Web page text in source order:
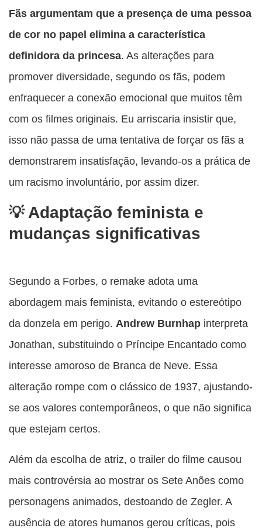
Fãs argumentam que a presença de uma pessoa
de cor no papel elimina a característica
definidora da princesa. As alterações para
promover diversidade, segundo os fãs, podem
enfraquecer a conexão emocional que muitos têm
com os filmes originais. Eu arriscaria insistir que,
isso não passa de uma tentativa de forçar os fãs a
demonstrarem insatisfação, levando-os a prática de
um racismo involuntário, por assim dizer.
Adaptação feminista e
mudanças significativas
Segundo a Forbes, o remake adota uma
abordagem mais feminista, evitando o estereótipo
da donzela em perigo. Andrew Burnhap interpreta
Jonathan, substituindo o Príncipe Encantado como
interesse amoroso de Branca de Neve. Essa
alteração rompe com o clássico de 1937, ajustando-
se aos valores contemporâneos, o que não significa
que estejam certos.
Além da escolha de atriz, o trailer do filme causou
mais controvérsia ao mostrar os Sete Anões como
personagens animados, destoando de Zegler. A
ausência de atores humanos gerou críticas, pois